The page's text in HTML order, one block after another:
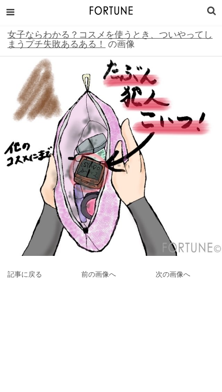
女子ならわかる？コスメを使うとき、ついやってし
まうプチ失敗あるある！
の画像
記事に戻る 前の画像へ 次の画像へ